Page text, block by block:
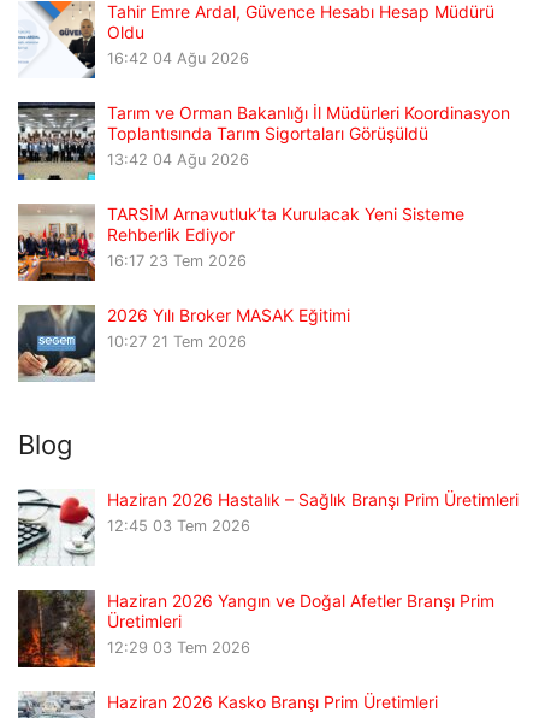
Tahir Emre Ardal, Güvence Hesabı Hesap Müdürü
Oldu
16:42 04 Ağu 2026
Tarım ve Orman Bakanlığı İl Müdürleri Koordinasyon
Toplantısında Tarım Sigortaları Görüşüldü
13:42 04 Ağu 2026
TARSİM Arnavutluk’ta Kurulacak Yeni Sisteme
Rehberlik Ediyor
16:17 23 Tem 2026
2026 Yılı Broker MASAK Eğitimi
10:27 21 Tem 2026
Blog
Haziran 2026 Hastalık – Sağlık Branşı Prim Üretimleri
12:45 03 Tem 2026
Haziran 2026 Yangın ve Doğal Afetler Branşı Prim
Üretimleri
12:29 03 Tem 2026
Haziran 2026 Kasko Branşı Prim Üretimleri